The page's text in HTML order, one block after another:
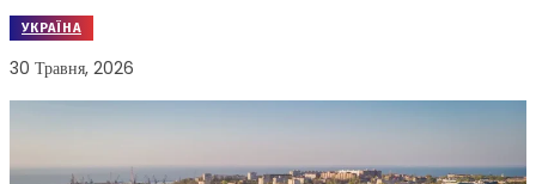
УКРАЇНА
30 Травня, 2026